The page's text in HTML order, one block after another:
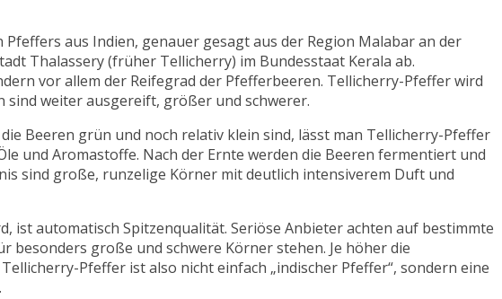
aus Indien, genauer gesagt aus der Region Malabar an der
Thalassery (früher Tellicherry) im Bundesstaat Kerala ab.
vor allem der Reifegrad der Pfefferbeeren. Tellicherry-Pfeffer wird
sind weiter ausgereift, größer und schwerer.
Beeren grün und noch relativ klein sind, lässt man Tellicherry-Pfeffer
und Aromastoffe. Nach der Ernte werden die Beeren fermentiert und
sind große, runzelige Körner mit deutlich intensiverem Duft und
ist automatisch Spitzenqualität. Seriöse Anbieter achten auf bestimmte
besonders große und schwere Körner stehen. Je höher die
Pfeffer ist also nicht einfach „indischer Pfeffer“, sondern eine